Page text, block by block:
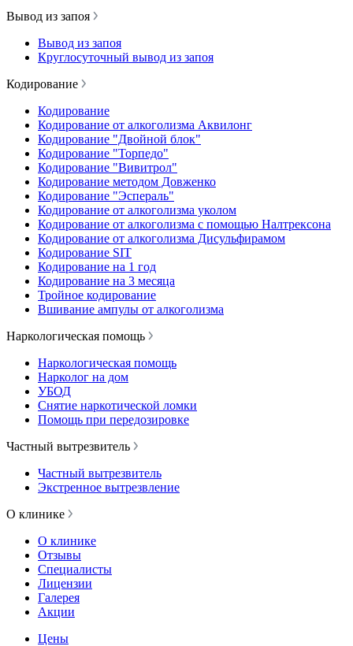
Вывод из запоя
Вывод из запоя
Круглосуточный вывод из запоя
Кодирование
Кодирование
Кодирование от алкоголизма Аквилонг
Кодирование "Двойной блок"
Кодирование "Торпедо"
Кодирование "Вивитрол"
Кодирование методом Довженко
Кодирование "Эспераль"
Кодирование от алкоголизма уколом
Кодирование от алкоголизма с помощью Налтрексона
Кодирование от алкоголизма Дисульфирамом
Кодирование SIT
Кодирование на 1 год
Кодирование на 3 месяца
Тройное кодирование
Вшивание ампулы от алкоголизма
Наркологическая помощь
Наркологическая помощь
Нарколог на дом
УБОД
Снятие наркотической ломки
Помощь при передозировке
Частный вытрезвитель
Частный вытрезвитель
Экстренное вытрезвление
О клинике
О клинике
Отзывы
Специалисты
Лицензии
Галерея
Акции
Цены